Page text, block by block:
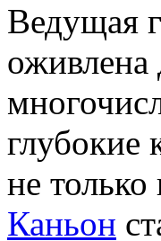
Ведущая
оживлена
глубокие
не
Каньон